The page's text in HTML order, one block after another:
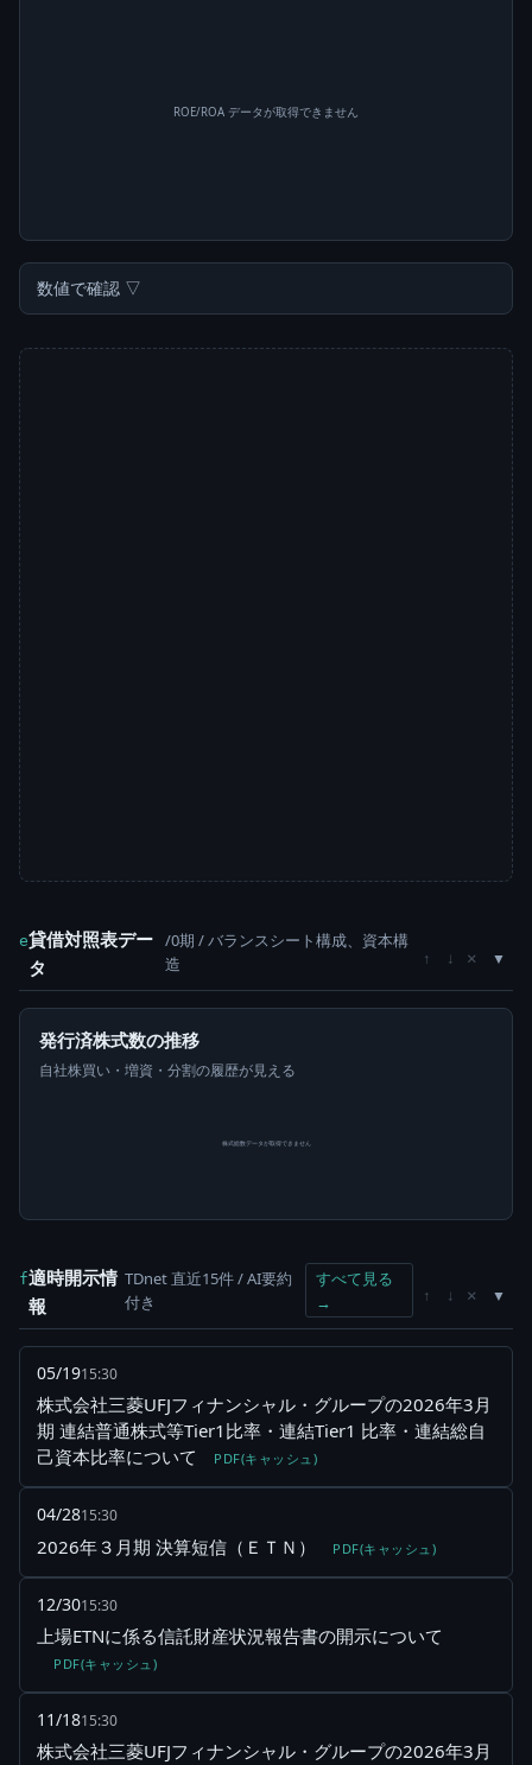
ROE/ROA データが取得できません
数値で確認 ▽
e貸借対照表デー
タ
/0期 / バランスシート構成、資本構
造
↑ ↓ ×
発行済株式数の推移
自社株買い・増資・分割の履歴が見える
株式総数データが取得できません
f適時開示情
報
TDnet 直近15件 / AI要約
付き
すべて見る
→
↑ ↓ ×
05/1915:30
株式会社三菱UFJフィナンシャル・グループの2026年3月
期 連結普通株式等Tier1比率・連結Tier1 比率・連結総自
己資本比率について
PDF(キャッシュ)
04/2815:30
2026年３月期 決算短信（ＥＴＮ） PDF(キャッシュ)
12/3015:30
上場ETNに係る信託財産状況報告書の開示について
PDF(キャッシュ)
11/1815:30
株式会社三菱UFJフィナンシャル・グループの2026年3月